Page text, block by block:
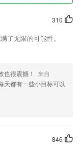
310
了无限的可能性。
也很震撼！
来自
天都有一些小目标可以
846